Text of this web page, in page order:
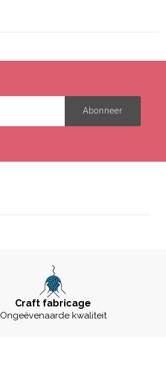
Craft fabricage
Ongeëvenaarde kwaliteit